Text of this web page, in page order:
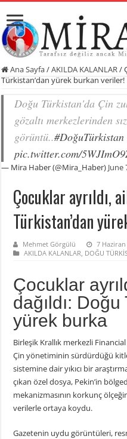
Ana Sayfa/AKILDA KALANLAR /
Türkistan’dan yürek burkan veriler!
Doğu Türkistan'da Çin
gözaltı merkezlerinden
görüntü..#DoğuTürkistan
pic.twitter.com/
— Mira Haber (@Mira_Haber) June
Çocuklar ayrıldı,
Türkistan’dan
Mehmet Görgülü
7
AKILDA KALANLAR DOĞU
Çocuklar
dağıldı:
yürek burka
Birleşik Krallık merkezli
Çin yönetiminin sürdürdüğü
sistemine dair yıkıcı bir
çıkan özel dosya, Pekin’in
mekanizmasının korkunç
verilerle ortaya koydu.
Gazetenin uydu görüntüleri,